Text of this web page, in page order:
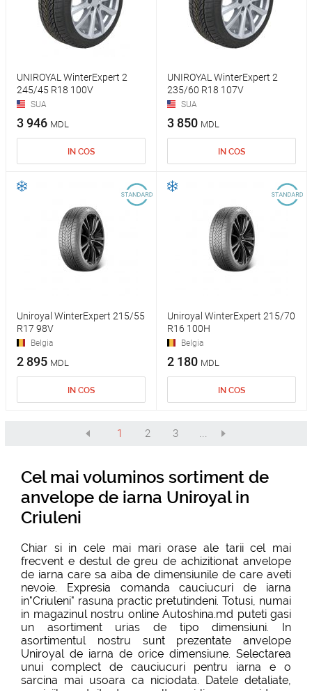
UNIROYAL WinterExpert 2
245/45 R18 100V
SUA
3 946 MDL
IN COS
UNIROYAL WinterExpert 2
235/60 R18 107V
SUA
3 850 MDL
IN COS
Uniroyal WinterExpert 215/55
R17 98V
Belgia
2 895 MDL
IN COS
Uniroyal WinterExpert 215/70
R16 100H
Belgia
2 180 MDL
IN COS
1 2 3 ...
Cel mai voluminos sortiment de
anvelope de iarna Uniroyal in
Criuleni
Chiar si in cele mai mari orase ale tarii cel mai
frecvent e destul de greu de achizitionat anvelope
de iarna care sa aiba de dimensiunile de care aveti
nevoie. Expresia comanda cauciucuri de iarna
in"Criuleni" rasuna practic pretutindeni. Totusi, numai
in magazinul nostru online Autoshina.md puteti gasi
un asortiment urias de tipo dimensiuni. In
asortimentul nostru sunt prezentate anvelope
Uniroyal de iarna de orice dimensiune. Selectarea
unui complect de cauciucuri pentru iarna e o
sarcina mai usoara ca niciodata. Datele detaliate,